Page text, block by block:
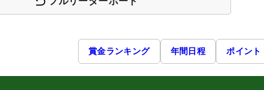
賞金ランキング 年間日程 ポイント